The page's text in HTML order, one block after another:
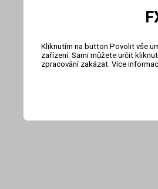
Kliknutím na button Povolit vše
zařízení. Sami můžete určit
zpracování zakázat. Více